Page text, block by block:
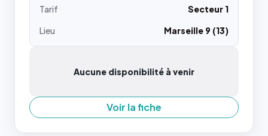
Tarif
Secteur 1
Lieu
Marseille 9 (13)
Aucune disponibilité à venir
Voir la fiche